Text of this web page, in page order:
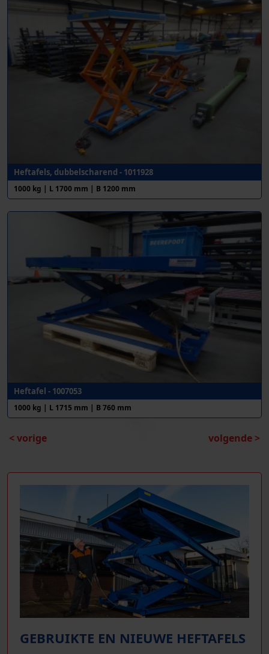
Heftafels, dubbelscharend - 1011928
1000 kg | L 1700 mm | B 1200 mm
Heftafel - 1007053
1000 kg | L 1715 mm | B 760 mm
< vorige volgende >
GEBRUIKTE EN NIEUWE HEFTAFELS